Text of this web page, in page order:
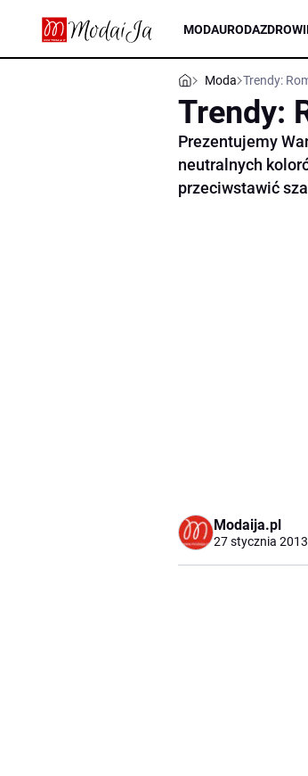
MODAURODA
Moda Trendy:
Trendy:
Prezentujemy
neutralnych
przeciwstawić
Modaija.pl
27 stycznia